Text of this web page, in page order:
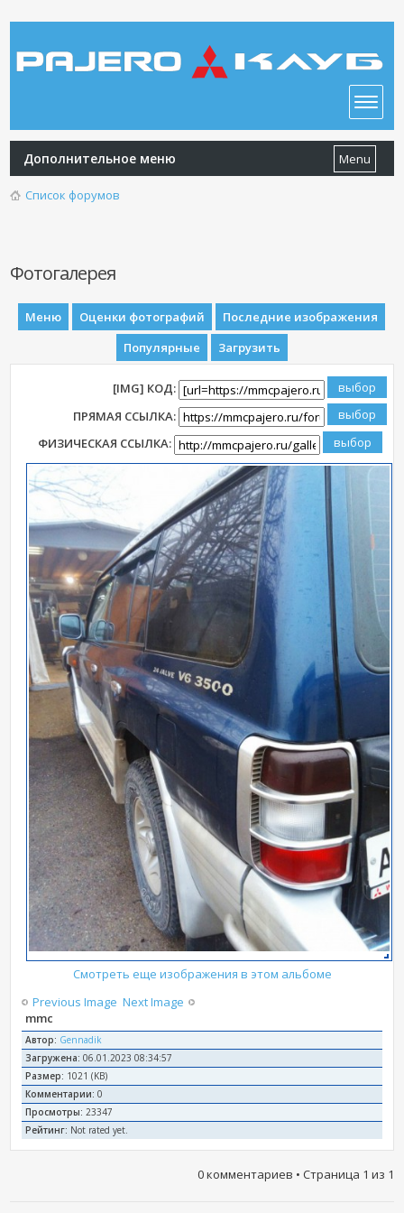
Дополнительное меню Menu
Список форумов
Фотогалерея
Меню Оценки фотографий
Последние изображения
Популярные
Загрузить
[IMG] КОД:
ПРЯМАЯ ССЫЛКА:
ФИЗИЧЕСКАЯ ССЫЛКА:
Смотреть еще изображения в этом альбоме
Previous Image Next Image
mmc
Автор: Gennadik
Загружена:06.01.2023 08:34:57
Размер: 1021 (KB)
Комментарии:0
Просмотры:23347
Рейтинг: Not rated yet.
0 комментариев • Страница 1 из 1